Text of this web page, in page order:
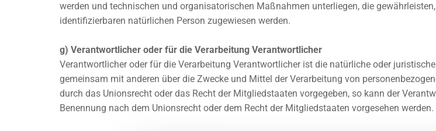
werden und technischen und organisatorischen Maßnahmen unterliegen, die
identifizierbaren natürlichen Person zugewiesen werden.
g) Verantwortlicher oder für die Verarbeitung Verantwortlicher
Verantwortlicher oder für die Verarbeitung Verantwortlicher ist die natürliche oder
gemeinsam mit anderen über die Zwecke und Mittel der Verarbeitung von
durch das Unionsrecht oder das Recht der Mitgliedstaaten vorgegeben, so kann der
Benennung nach dem Unionsrecht oder dem Recht der Mitgliedstaaten vorgesehen werden.